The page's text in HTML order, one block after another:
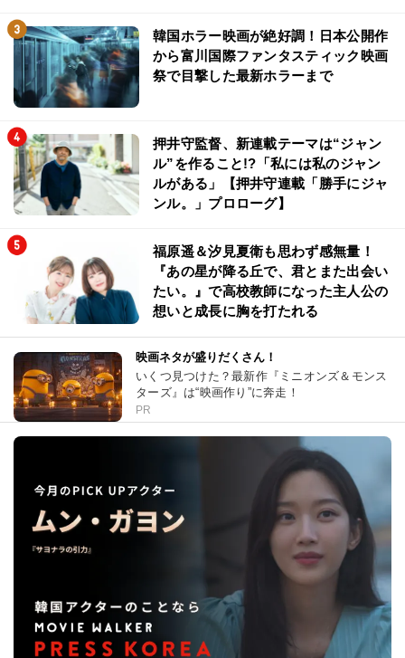
韓国ホラー映画が絶好調！日本公開作
から富川国際ファンタスティック映画
祭で目撃した最新ホラーまで
押井守監督、新連載テーマは“ジャン
ル”を作ること!?「私には私のジャン
ルがある」【押井守連載「勝手にジャ
ンル。」プロローグ】
福原遥＆汐見夏衛も思わず感無量！
『あの星が降る丘で、君とまた出会い
たい。』で高校教師になった主人公の
想いと成長に胸を打たれる
映画ネタが盛りだくさん！
いくつ見つけた？最新作『ミニオンズ＆モンス
ターズ』は“映画作り”に奔走！
PR